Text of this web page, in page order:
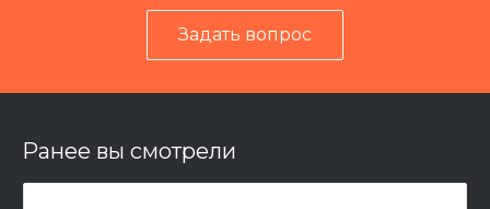
Задать вопрос
Ранее вы смотрели